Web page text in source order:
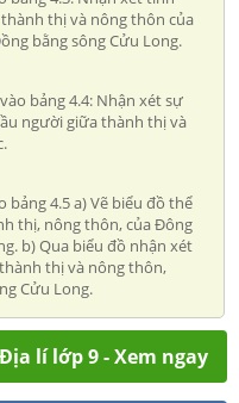
thị và nông thôn của
bằng sông Cửu Long.
bảng 4.4: Nhận xét sự
người giữa thành thị và
bảng 4.5 a) Vẽ biểu đồ thể
thị, nông thôn, của Đông
b) Qua biểu đồ nhận xét
thị và nông thôn,
Cửu Long.
lí lớp 9 - Xem ngay